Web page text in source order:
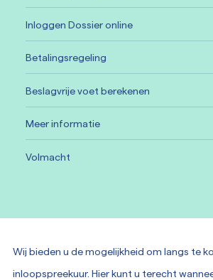
Inloggen Dossier online
Betalingsregeling
Beslagvrije voet berekenen
Meer informatie
Volmacht
Wij bieden u de mogelijkheid om langs te
inloopspreekuur. Hier kunt u terecht